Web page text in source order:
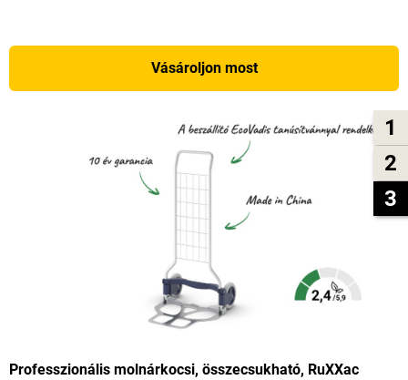
1
2
3
Vásároljon most
Professzionális molnárkocsi, összecsukható, RuXXac